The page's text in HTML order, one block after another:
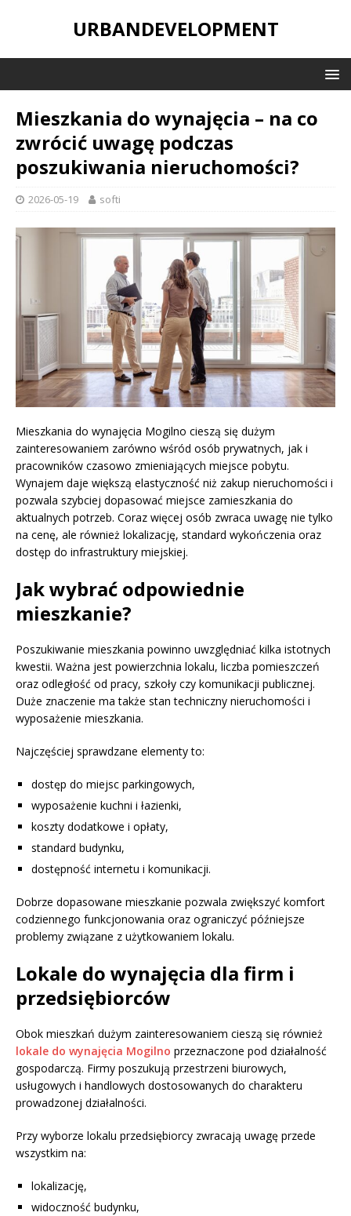
URBANDEVELOPMENT
Mieszkania do wynajęcia – na co
zwrócić uwagę podczas
poszukiwania nieruchomości?
2026-05-19 softi
Mieszkania do wynajęcia Mogilno cieszą się dużym
zainteresowaniem zarówno wśród osób prywatnych, jak i
pracowników czasowo zmieniających miejsce pobytu.
Wynajem daje większą elastyczność niż zakup nieruchomości i
pozwala szybciej dopasować miejsce zamieszkania do
aktualnych potrzeb. Coraz więcej osób zwraca uwagę nie tylko
na cenę, ale również lokalizację, standard wykończenia oraz
dostęp do infrastruktury miejskiej.
Jak wybrać odpowiednie
mieszkanie?
Poszukiwanie mieszkania powinno uwzględniać kilka istotnych
kwestii. Ważna jest powierzchnia lokalu, liczba pomieszczeń
oraz odległość od pracy, szkoły czy komunikacji publicznej.
Duże znaczenie ma także stan techniczny nieruchomości i
wyposażenie mieszkania.
Najczęściej sprawdzane elementy to:
dostęp do miejsc parkingowych,
wyposażenie kuchni i łazienki,
koszty dodatkowe i opłaty,
standard budynku,
dostępność internetu i komunikacji.
Dobrze dopasowane mieszkanie pozwala zwiększyć komfort
codziennego funkcjonowania oraz ograniczyć późniejsze
problemy związane z użytkowaniem lokalu.
Lokale do wynajęcia dla firm i
przedsiębiorców
Obok mieszkań dużym zainteresowaniem cieszą się również
lokale do wynajęcia Mogilno przeznaczone pod działalność
gospodarczą. Firmy poszukują przestrzeni biurowych,
usługowych i handlowych dostosowanych do charakteru
prowadzonej działalności.
Przy wyborze lokalu przedsiębiorcy zwracają uwagę przede
wszystkim na:
lokalizację,
widoczność budynku,